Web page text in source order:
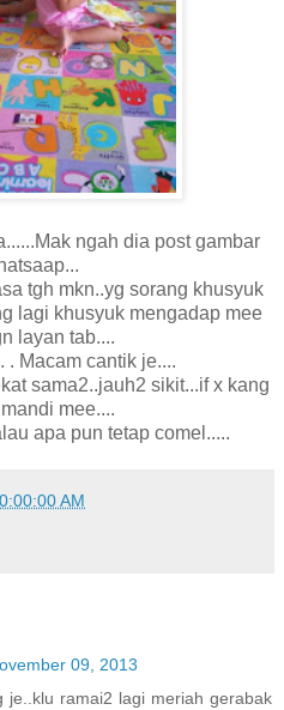
ngah dia post gambar
tgh mkn..yg sorang khusyuk
lagi khusyuk mengadap mee
layan tab....
. Macam cantik je....
sama2..jauh2 sikit...if x kang
mee....
apa pun tetap comel.....
AM
09, 2013
je..klu ramai2 lagi meriah gerabak